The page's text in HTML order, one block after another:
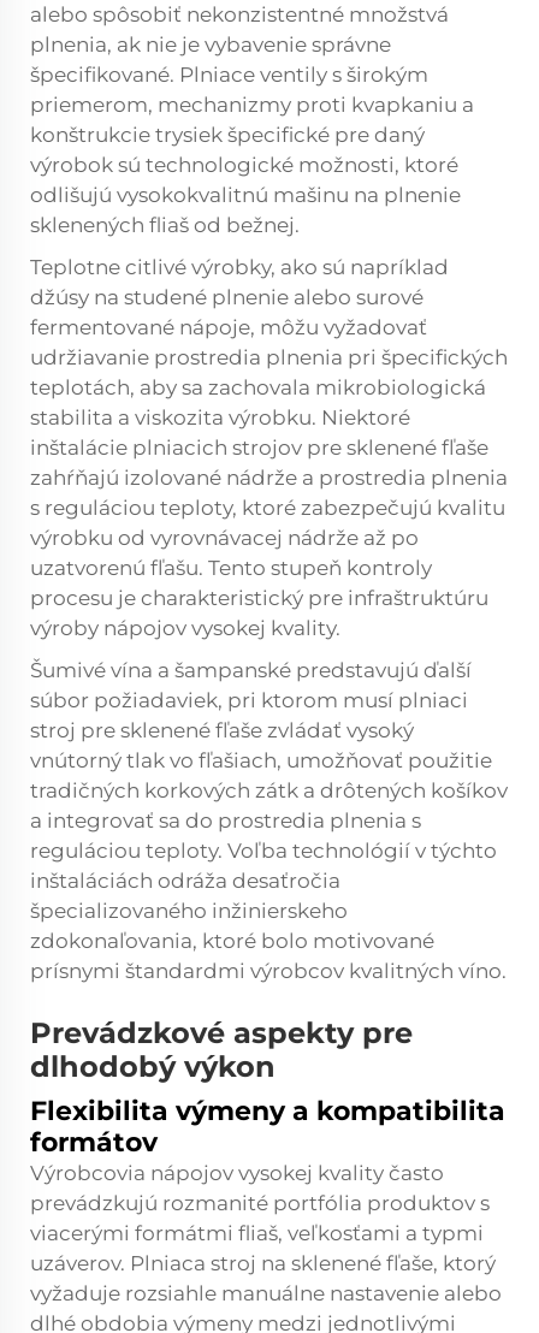
alebo spôsobiť nekonzistentné množstvá
plnenia, ak nie je vybavenie správne
špecifikované. Plniace ventily s širokým
priemerom, mechanizmy proti kvapkaniu a
konštrukcie trysiek špecifické pre daný
výrobok sú technologické možnosti, ktoré
odlišujú vysokokvalitnú mašinu na plnenie
sklenených fliaš od bežnej.
Teplotne citlivé výrobky, ako sú napríklad
džúsy na studené plnenie alebo surové
fermentované nápoje, môžu vyžadovať
udržiavanie prostredia plnenia pri špecifických
teplotách, aby sa zachovala mikrobiologická
stabilita a viskozita výrobku. Niektoré
inštalácie plniacich strojov pre sklenené fľaše
zahŕňajú izolované nádrže a prostredia plnenia
s reguláciou teploty, ktoré zabezpečujú kvalitu
výrobku od vyrovnávacej nádrže až po
uzatvorenú fľašu. Tento stupeň kontroly
procesu je charakteristický pre infraštruktúru
výroby nápojov vysokej kvality.
Šumivé vína a šampanské predstavujú ďalší
súbor požiadaviek, pri ktorom musí plniaci
stroj pre sklenené fľaše zvládať vysoký
vnútorný tlak vo fľašiach, umožňovať použitie
tradičných korkových zátk a drôtených košíkov
a integrovať sa do prostredia plnenia s
reguláciou teploty. Voľba technológií v týchto
inštaláciách odráža desaťročia
špecializovaného inžinierskeho
zdokonaľovania, ktoré bolo motivované
prísnymi štandardmi výrobcov kvalitných víno.
Prevádzkové aspekty pre
dlhodobý výkon
Flexibilita výmeny a kompatibilita
formátov
Výrobcovia nápojov vysokej kvality často
prevádzkujú rozmanité portfólia produktov s
viacerými formátmi fliaš, veľkosťami a typmi
uzáverov. Plniaca stroj na sklenené fľaše, ktorý
vyžaduje rozsiahle manuálne nastavenie alebo
dlhé obdobia výmeny medzi jednotlivými